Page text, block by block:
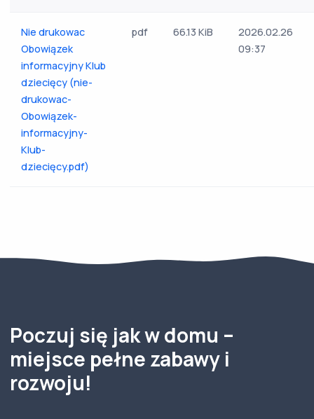
Nie drukowac
Obowiązek
informacyjny Klub
dziecięcy (nie-
drukowac-
Obowiązek-
informacyjny-
Klub-
dziecięcy.pdf)
pdf 66.13 KiB
2026.02.26
09:37
Poczuj się jak w domu –
miejsce pełne zabawy i
rozwoju!